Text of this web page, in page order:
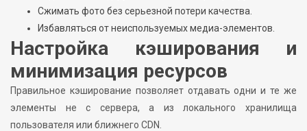
Сжимать фото без серьезной потери качества.
Избавляться от неиспользуемых медиа-элементов.
Настройка кэширования и
минимизация ресурсов
Правильное кэширование позволяет отдавать одни и те же
элементы не с сервера, а из локального хранилища
пользователя или ближнего CDN.